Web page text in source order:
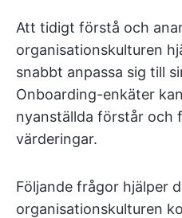
Att tidigt förstå och
organisationskulturen
snabbt anpassa sig till
Onboarding-enkäter
nyanställda förstår och
värderingar.
Följande frågor hjälper
organisationskulturen